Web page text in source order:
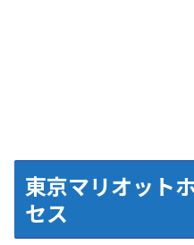
東京マリオット
セス